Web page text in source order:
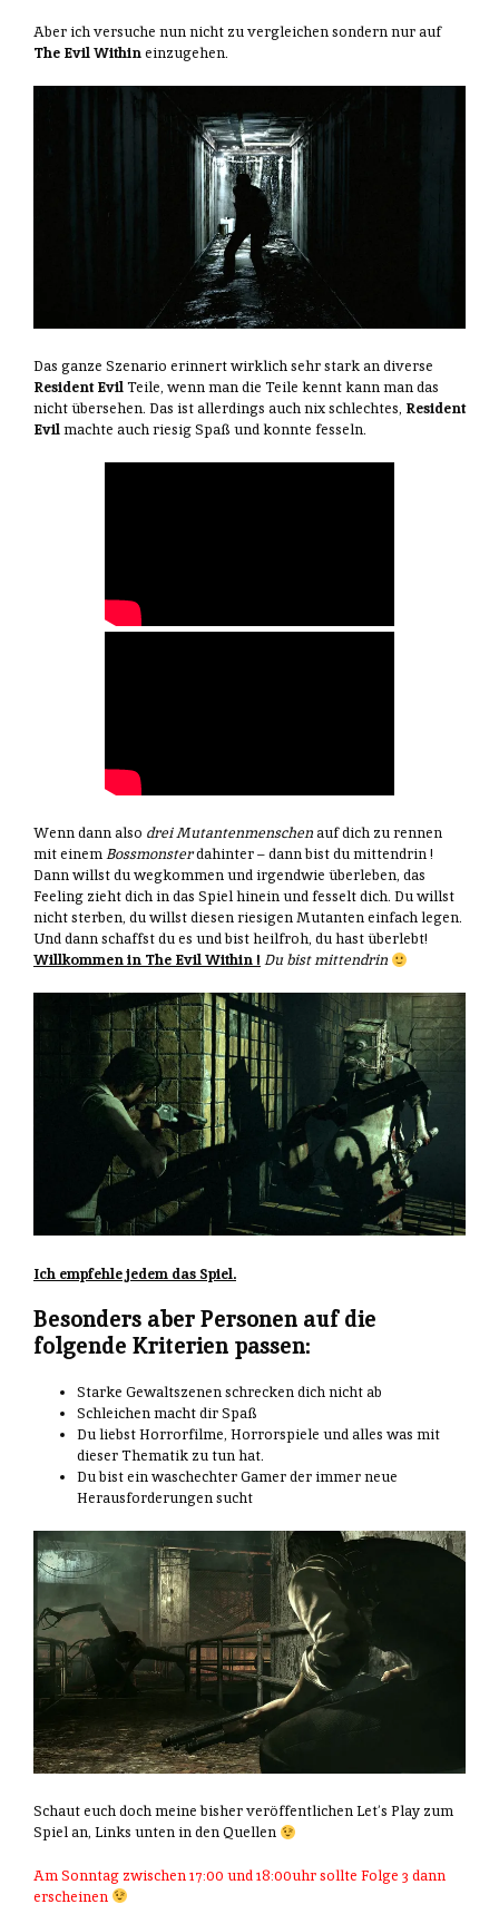
Aber ich versuche nun nicht zu vergleichen sondern nur auf
The Evil Withineinzugehen.
Das ganze Szenario erinnert wirklich sehr stark an diverse
Resident EvilTeile, wenn man die Teile kennt kann man das
nicht übersehen. Das ist allerdings auch nix schlechtes, Resident
Evilmachte auch riesig Spaß und konnte fesseln.
Wenn dann also drei Mutantenmenschenauf dich zu rennen
mit einemBossmonsterdahinter – dann bist du mittendrin !
Dann willst du wegkommen und irgendwie überleben, das
Feeling zieht dich in das Spiel hinein und fesselt dich. Du willst
nicht sterben, du willst diesen riesigen Mutanten einfach legen.
Und dann schaffst du es und bist heilfroh, du hast überlebt!
Willkommen in The Evil Within ! Du bist mittendrin
Ich empfehle jedem das Spiel.
Besonders aber Personen auf die
folgende Kriterien passen:
Starke Gewaltszenen schrecken dich nicht ab
Schleichen macht dir Spaß
Du liebst Horrorfilme, Horrorspiele und alles was mit
dieser Thematik zu tun hat.
Du bist ein waschechter Gamer der immer neue
Herausforderungen sucht
Schaut euch doch meine bisher veröffentlichen Let’s Play zum
Spiel an, Links unten in den Quellen
Am Sonntag zwischen 17:00 und 18:00uhr sollte Folge 3 dann
erscheinen